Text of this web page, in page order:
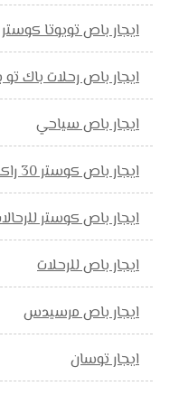
ايجار باص تويوتا كوستر
ايجار باص رحلات باك تو
ايجار باص سياحي
ايجار باص كوستر 30 راكب
ايجار باص كوستر
ايجار باص للرحلات
ايجار باص مرسيدس
ايجار توسان